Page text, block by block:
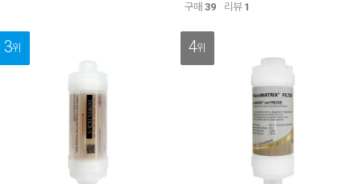
구매39 리뷰 1
3위 4위